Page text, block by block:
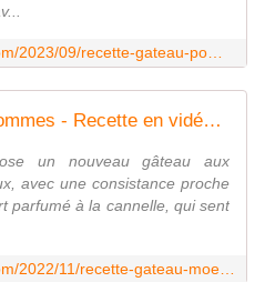
Gâteau moelleux aux pommes - Recette en vidéo - www.sucreetepices.com
un nouveau gâteau aux
avec une consistance proche
parfumé à la cannelle, qui sent